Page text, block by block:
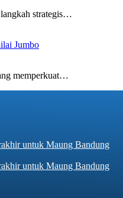
strategis…
Jumbo
memperkuat…
untuk Maung Bandung